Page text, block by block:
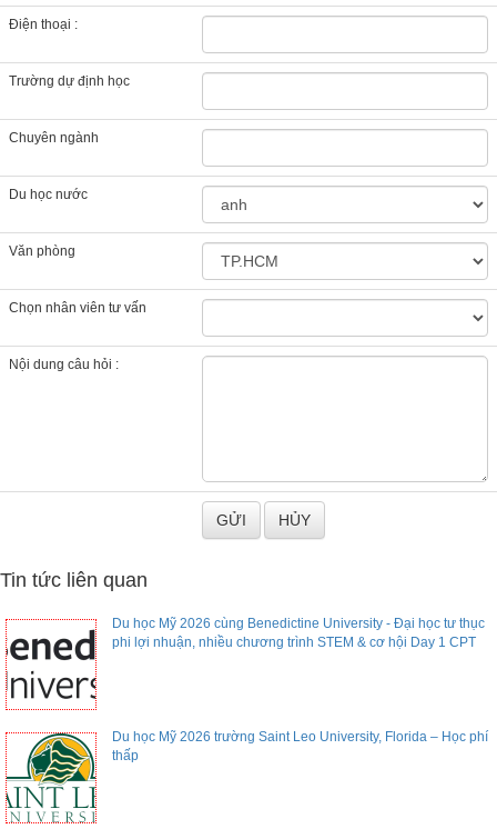
Điện thoại :
Trường dự định học
Chuyên ngành
Du học nước
Văn phòng
Chọn nhân viên tư vấn
Nội dung câu hỏi :
Tin tức liên quan
Du học Mỹ 2026 cùng Benedictine University - Đại học tư thục
phi lợi nhuận, nhiều chương trình STEM & cơ hội Day 1 CPT
Du học Mỹ 2026 trường Saint Leo University, Florida – Học phí
thấp